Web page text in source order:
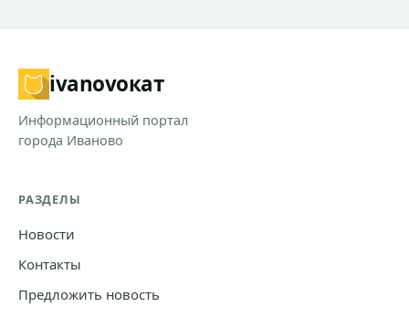
ivanovoкат
Информационный портал
города Иваново
РАЗДЕЛЫ
Новости
Контакты
Предложить новость